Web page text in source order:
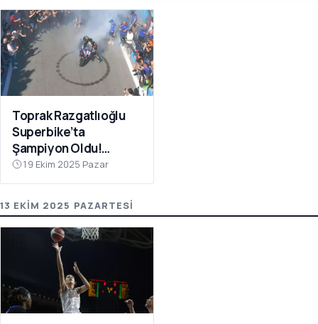
Toprak Razgatlıoğlu
Superbike’ta
Şampiyon Oldu!
Rakibinin Skandal
Hamlesi Tepki Çekti
19 Ekim 2025 Pazar
13 EKIM 2025 PAZARTESI